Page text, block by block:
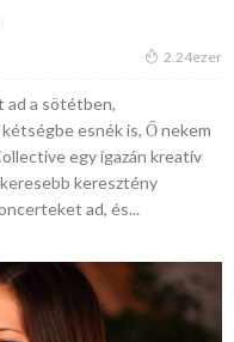
2.24ezer
ad a sötétben,
esnék is, Ő nekem
egy igazán kreatív
keresztény
ad, és...